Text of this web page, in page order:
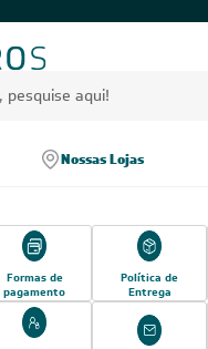
Nossas Lojas
Formas de
pagamento
Política de
Entrega